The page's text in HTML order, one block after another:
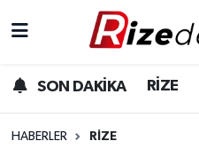
SON DAKİKA RİZE
HABERLER RIZE
Gündem
Rize Hava Durumu